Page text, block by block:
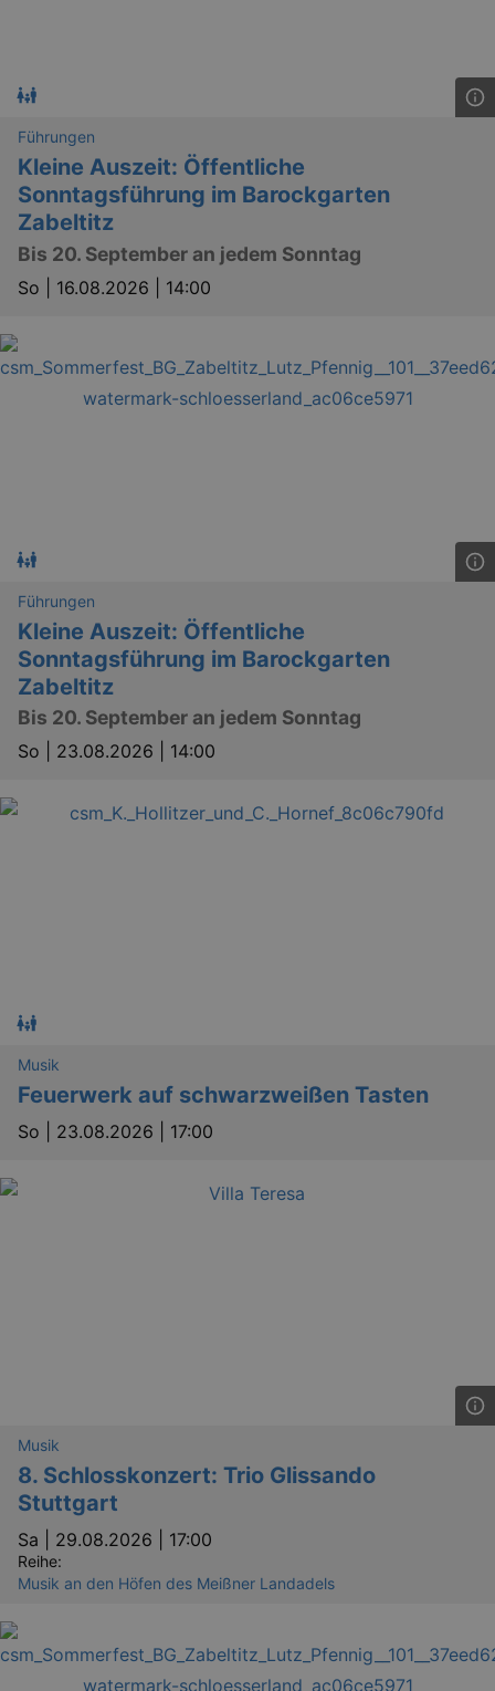
Führungen
Kleine Auszeit: Öffentliche
Sonntagsführung im Barockgarten
Zabeltitz
Bis 20. September an jedem Sonntag
So | 16.08.2026 | 14:00
Führungen
Kleine Auszeit: Öffentliche
Sonntagsführung im Barockgarten
Zabeltitz
Bis 20. September an jedem Sonntag
So | 23.08.2026 | 14:00
Musik
Feuerwerk auf schwarzweißen Tasten
So | 23.08.2026 | 17:00
Musik
8. Schlosskonzert: Trio Glissando
Stuttgart
Sa | 29.08.2026 | 17:00
Reihe:
Musik an den Höfen des Meißner Landadels